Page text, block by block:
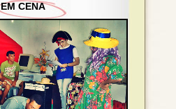
EM CENA